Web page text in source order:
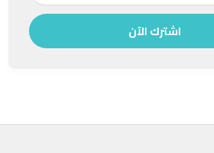
اشترك الآن